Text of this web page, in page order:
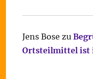
Jens Bose zu
Ortsteilmittel ist